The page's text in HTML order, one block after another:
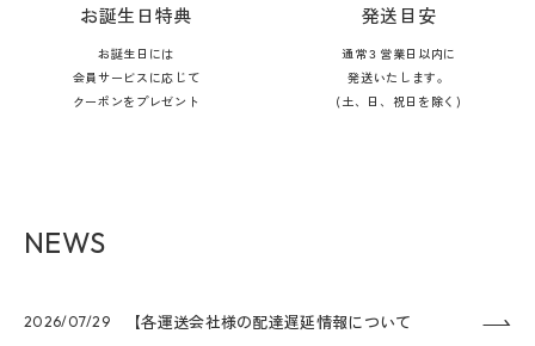
NEWS
2026/07/29 【各運送会社様の配達遅延情報について
お誕生日特典
お誕生日には
会員サービスに応じて
クーポンをプレゼント
発送目安
通常３営業日以内に
発送いたします。
(土、日、祝日を除く)